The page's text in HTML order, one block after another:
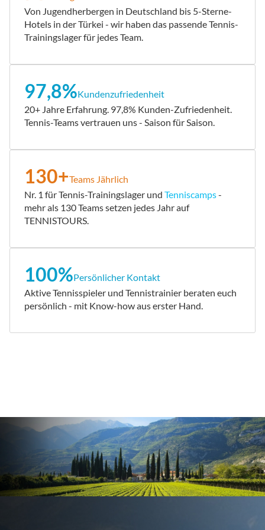
Von Jugendherbergen in Deutschland bis 5-Sterne-
Hotels in der Türkei - wir haben das passende Tennis-
Trainingslager für jedes Team.
97,8%Kundenzufriedenheit
20+ Jahre Erfahrung. 97,8% Kunden-Zufriedenheit.
Tennis-Teams vertrauen uns - Saison für Saison.
130+Teams Jährlich
Nr. 1 für Tennis-Trainingslager und Tenniscamps-
mehr als 130 Teams setzen jedes Jahr auf
TENNISTOURS.
100%Persönlicher Kontakt
Aktive Tennisspieler und Tennistrainier beraten euch
persönlich - mit Know-how aus erster Hand.